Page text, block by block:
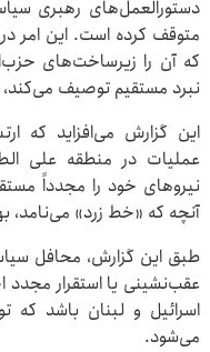
دستورالعمل‌های رهبری
متوقف کرده است. این امر
که آن را زیرساخت‌های
نبرد مستقیم توصیف
این گزارش می‌افزاید که
عملیات در منطقه علی
نیروهای خود را مجدداً
آنچه که «خط زرد» می‌نامد،
طبق این گزارش، محافل
عقب‌نشینی یا استقرار مجدد
اسرائیل و لبنان باشد که
می‌شود.